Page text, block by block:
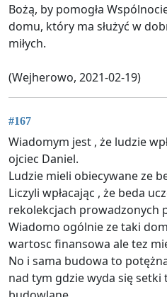
Bożą, by pomogła
domu, który ma służyć w
miłych.
(Wejherowo, 2021-02-19)
#167
Wiadomym jest , że ludzie
ojciec Daniel.
Ludzie mieli obiecywane ze
Liczyli wpłacając , że beda
rekolekcjach prowadzonych
Wiadomo ogólnie ze taki
wartosc finansowa ale tez
No i sama budowa to
nad tym gdzie wyda się setki